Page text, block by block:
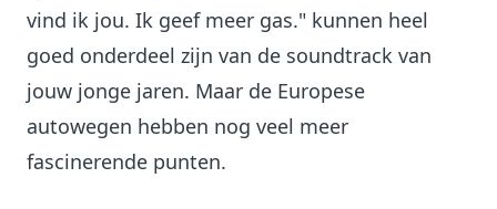
vind ik jou. Ik geef meer gas." kunnen heel
goed onderdeel zijn van de soundtrack van
jouw jonge jaren. Maar de Europese
autowegen hebben nog veel meer
fascinerende punten.